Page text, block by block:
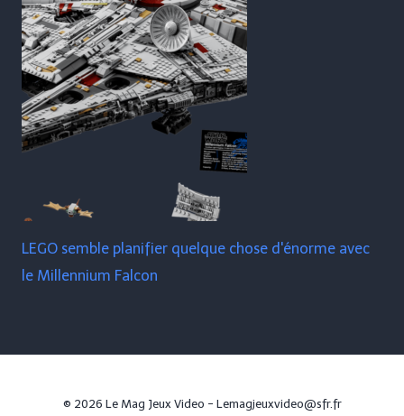
LEGO semble planifier quelque chose d'énorme avec
le Millennium Falcon
© 2026 Le Mag Jeux Video - Lemagjeuxvideo@sfr.fr